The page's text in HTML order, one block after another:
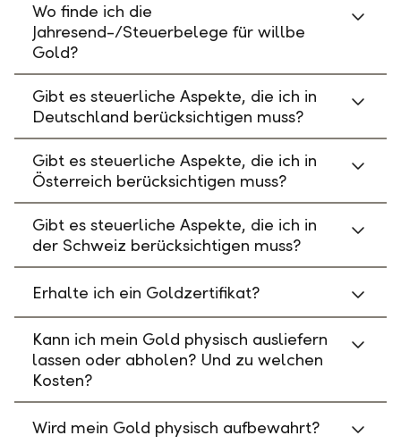
Wo finde ich die
Jahresend-/Steuerbelege für willbe
Gold?
Gibt es steuerliche Aspekte, die ich in
Deutschland berücksichtigen muss?
Gibt es steuerliche Aspekte, die ich in
Österreich berücksichtigen muss?
Gibt es steuerliche Aspekte, die ich in
der Schweiz berücksichtigen muss?
Erhalte ich ein Goldzertifikat?
Kann ich mein Gold physisch ausliefern
lassen oder abholen? Und zu welchen
Kosten?
Wird mein Gold physisch aufbewahrt?